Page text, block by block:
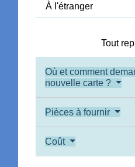
À l'étranger
Tout
Où et comment
nouvelle carte ?
Pièces à fournir
Coût